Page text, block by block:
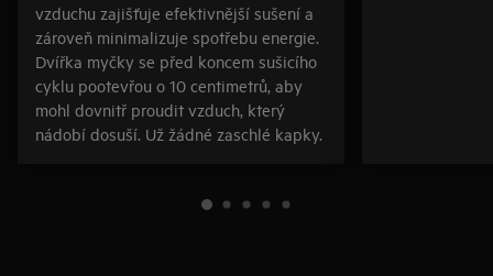
vzduchu zajišťuje efektivnější sušení a
zároveň minimalizuje spotřebu energie.
Dvířka myčky se před koncem sušicího
cyklu pootevřou o 10 centimetrů, aby
mohl dovnitř proudit vzduch, který
nádobí dosuší. Už žádné zaschlé kapky.